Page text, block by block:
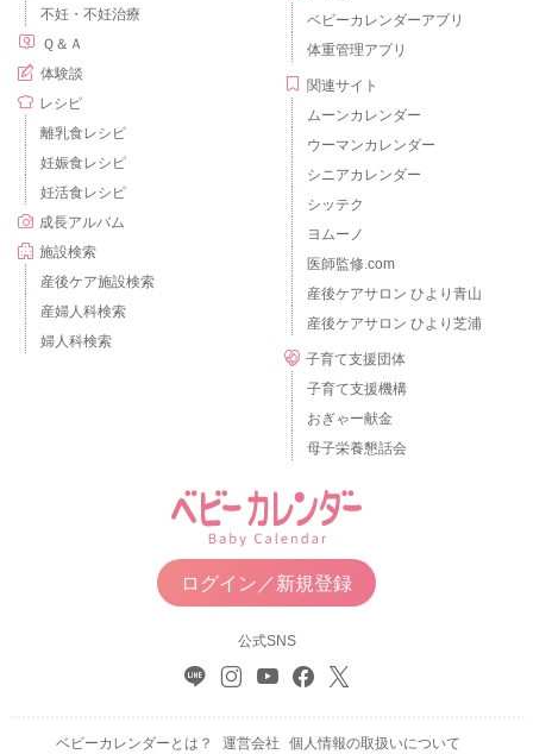
不妊・不妊治療
Ｑ＆Ａ
体験談
レシピ
離乳食レシピ
妊娠食レシピ
妊活食レシピ
成長アルバム
施設検索
産後ケア施設検索
産婦人科検索
婦人科検索
ベビーカレンダーアプリ
体重管理アプリ
関連サイト
ムーンカレンダー
ウーマンカレンダー
シニアカレンダー
シッテク
ヨムーノ
医師監修.com
産後ケアサロン ひより青山
産後ケアサロン ひより芝浦
子育て支援団体
子育て支援機構
おぎゃー献金
母子栄養懇話会
ログイン／新規登録
公式SNS
ベビーカレンダーとは？ 運営会社 個人情報の取扱いについて